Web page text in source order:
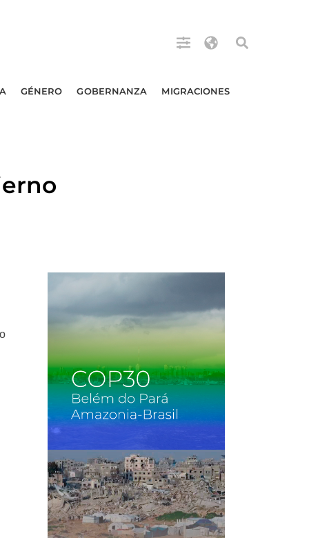
GÉNERO GOBERNANZA MIGRACIONES